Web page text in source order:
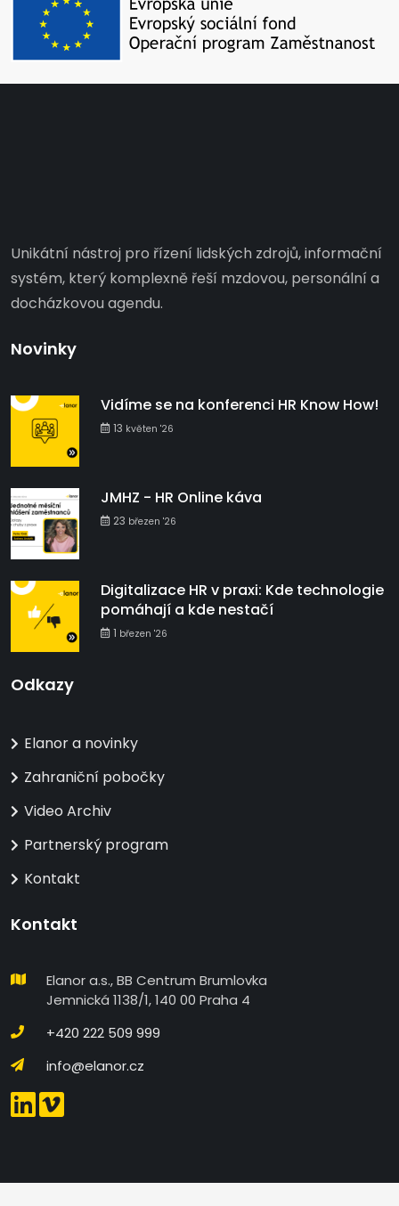
Unikátní nástroj pro řízení lidských zdrojů, informační
systém, který komplexně řeší mzdovou, personální a
docházkovou agendu.
Novinky
Vidíme se na konferenci HR Know How!
13 květen '26
JMHZ - HR Online káva
23 březen '26
Digitalizace HR v praxi: Kde technologie
pomáhají a kde nestačí
1 březen '26
Odkazy
Elanor a novinky
Zahraniční pobočky
Video Archiv
Partnerský program
Kontakt
Kontakt
Elanor a.s., BB Centrum Brumlovka
Jemnická 1138/1, 140 00 Praha 4
+420 222 509 999
info@elanor.cz